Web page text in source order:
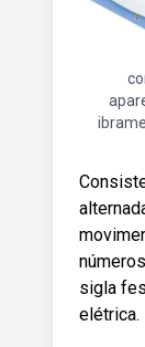
sigla
elétrica.